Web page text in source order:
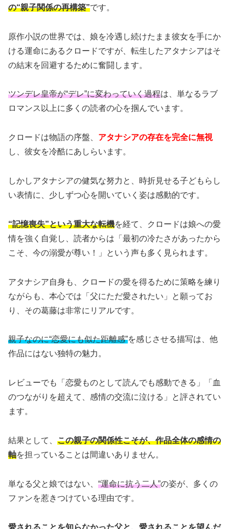
の“親子関係の再構築”です。
原作小説の世界では、娘を冷遇し続けたまま彼女を手にか
ける運命にあるクロードですが、転生したアタナシアはそ
の結末を回避するために奮闘します。
ツンデレ皇帝が“デレ”に変わっていく過程は、単なるラブ
ロマンス以上に多くの読者の心を掴んでいます。
クロードは物語の序盤、 アタナシアの存在を完全に無視
し、彼女を冷酷にあしらいます。
しかしアタナシアの健気な努力と、時折見せる子どもらし
い表情に、少しずつ心を開いていく姿は感動的です。
“記憶喪失”という重大な転機を経て、クロードは娘への愛
情を強く自覚し、読者からは「最初の冷たさがあったから
こそ、今の溺愛が尊い！」という声も多く見られます。
アタナシア自身も、クロードの愛を得るために策略を練り
ながらも、本心では「父にただ愛されたい」と願ってお
り、その葛藤は非常にリアルです。
親子なのに“恋愛にも似た距離感”を感じさせる描写は、他
作品にはない独特の魅力。
レビューでも「恋愛ものとして読んでも感動できる」「血
のつながりを超えて、感情の交流に泣ける」と評されてい
ます。
結果として、 この親子の関係性こそが、作品全体の感情の
軸を担っていることは間違いありません。
単なる父と娘ではない、 “運命に抗う二人”の姿が、多くの
ファンを惹きつけている理由です。
愛されることを知らなかった父と、愛されることを望んだ